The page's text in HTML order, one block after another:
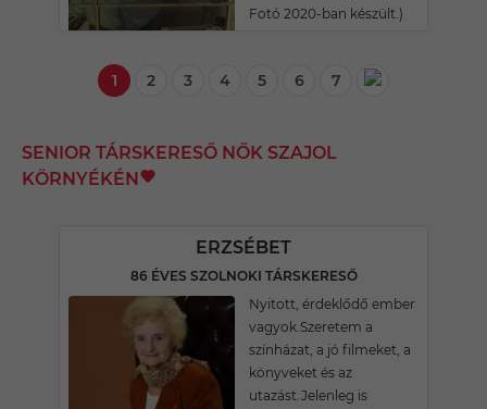
Fotó 2020-ban készült.)
1 2 3 4 5 6 7
SENIOR TÁRSKERESŐ NŐK SZAJOL
KÖRNYÉKÉN
ERZSÉBET
86 ÉVES SZOLNOKI TÁRSKERESŐ
Nyitott, érdeklődő ember
vagyok.Szeretem a
színházat, a jó filmeket, a
könyveket és az
utazást.Jelenleg is